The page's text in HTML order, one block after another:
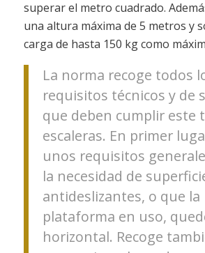
superar el metro cuadrado.
una altura máxima de 5 metros y
carga de hasta 150 kg como
La norma recoge todos
requisitos técnicos y de
que deben cumplir este
escaleras. En primer
unos requisitos
la necesidad de
antideslizantes, o que la
plataforma en uso,
horizontal. Recoge